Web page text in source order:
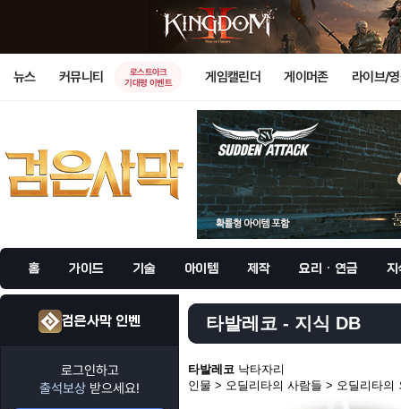
뉴스 커뮤니티
로스트아크
기대평 이벤트
게임캘린더 게이머존 라이브/
홈 가이드 기술 아이템 제작 요리 · 연금 지
검은사막 인벤
로그인하고
출석보상 받으세요!
타발레코 - 지식 DB
타발레코 낙타자리
인물 > 오딜리타의 사람들 > 오딜리타의